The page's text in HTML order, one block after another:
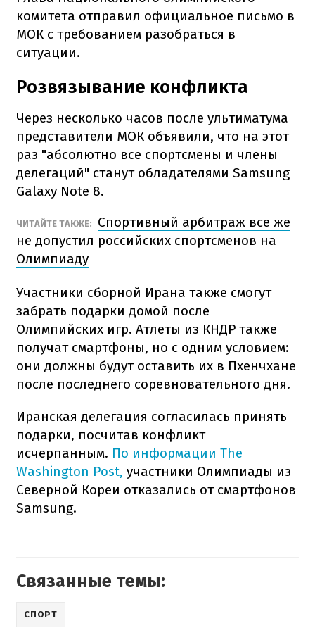
комитета отправил официальное письмо в
МОК с требованием разобраться в
ситуации.
Розвязывание конфликта
Через несколько часов после ультиматума
представители МОК объявили, что на этот
раз "абсолютно все спортсмены и члены
делегаций" станут обладателями Samsung
Galaxy Note 8.
ЧИТАЙТЕ ТАКЖЕ:
Спортивный арбитраж все же
не допустил российских спортсменов на
Олимпиаду
Участники сборной Ирана также смогут
забрать подарки домой после
Олимпийских игр. Атлеты из КНДР также
получат смартфоны, но с одним условием:
они должны будут оставить их в Пхенчхане
после последнего соревновательного дня.
Иранская делегация согласилась принять
подарки, посчитав конфликт
исчерпанным. По информации The
Washington Post, участники Олимпиады из
Северной Кореи отказались от смартфонов
Samsung.
Связанные темы:
СПОРТ